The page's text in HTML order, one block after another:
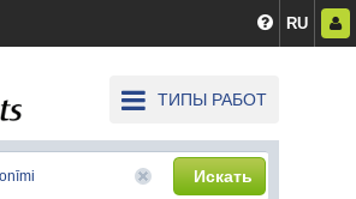
RU
ТИПЫ РАБОТ
Искать